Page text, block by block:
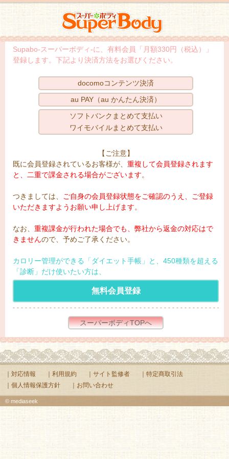
スーパーボディ
Supabo-スーパーボディ-に、有料会員「月額330円（税込）」
登録します。下記より決済方法をお選びください。
docomoコンテンツ決済
au PAY（au かんたん決済）
ソフトバンクまとめて支払い
ワイモバイルまとめて支払い
【ご注意】
既に会員登録されているお客様が、 重複して会員登録されます
と、二重で課金される場合がございます。
つきましては、
ご自身の会員登録状態をご確認のうえ、ご登録
いただきますようお願い申し上げます。
なお、 重複課金が行われた場合でも、弊社から返金の対応はで
きませんので、予めご了承ください。
カロリー管理ができる「ダイエット手帳」と、450種類を超える
「診断」だけ使いたい方は、
無料会員登録
スーパーボディTOPへ
｜対応情報 ｜利用規約 ｜サイト監修者
｜特定商取引法
｜個人情報保護方針
｜お問い合わせ
© mediaseek